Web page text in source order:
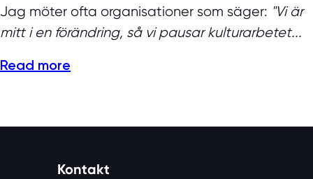
Jag möter ofta organisationer som säger: "Vi är
mitt i en förändring, så vi pausar kulturarbetet...
Read more
Kontakt